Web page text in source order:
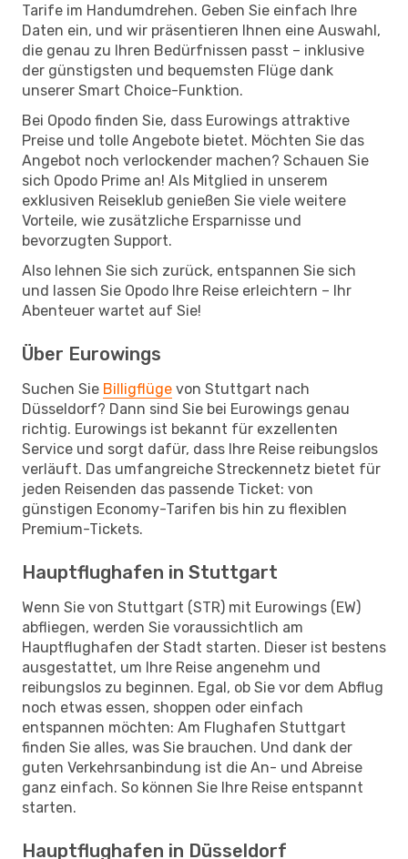
Tarife im Handumdrehen. Geben Sie einfach Ihre
Daten ein, und wir präsentieren Ihnen eine Auswahl,
die genau zu Ihren Bedürfnissen passt – inklusive
der günstigsten und bequemsten Flüge dank
unserer Smart Choice-Funktion.
Bei Opodo finden Sie, dass Eurowings attraktive
Preise und tolle Angebote bietet. Möchten Sie das
Angebot noch verlockender machen? Schauen Sie
sich Opodo Prime an! Als Mitglied in unserem
exklusiven Reiseklub genießen Sie viele weitere
Vorteile, wie zusätzliche Ersparnisse und
bevorzugten Support.
Also lehnen Sie sich zurück, entspannen Sie sich
und lassen Sie Opodo Ihre Reise erleichtern – Ihr
Abenteuer wartet auf Sie!
Über Eurowings
Suchen Sie Billigflüge von Stuttgart nach
Düsseldorf? Dann sind Sie bei Eurowings genau
richtig. Eurowings ist bekannt für exzellenten
Service und sorgt dafür, dass Ihre Reise reibungslos
verläuft. Das umfangreiche Streckennetz bietet für
jeden Reisenden das passende Ticket: von
günstigen Economy-Tarifen bis hin zu flexiblen
Premium-Tickets.
Hauptflughafen in Stuttgart
Wenn Sie von Stuttgart (STR) mit Eurowings (EW)
abfliegen, werden Sie voraussichtlich am
Hauptflughafen der Stadt starten. Dieser ist bestens
ausgestattet, um Ihre Reise angenehm und
reibungslos zu beginnen. Egal, ob Sie vor dem Abflug
noch etwas essen, shoppen oder einfach
entspannen möchten: Am Flughafen Stuttgart
finden Sie alles, was Sie brauchen. Und dank der
guten Verkehrsanbindung ist die An- und Abreise
ganz einfach. So können Sie Ihre Reise entspannt
starten.
Hauptflughafen in Düsseldorf